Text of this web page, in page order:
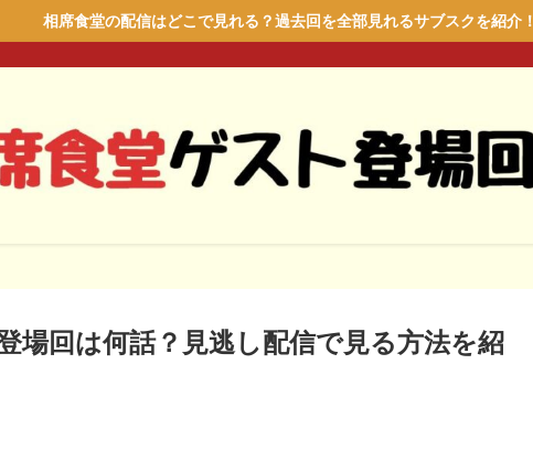
相席食堂の配信はどこで見れる？過去回を全部見れるサブスクを紹介！
場回は何話？見逃し配信で見る方法を紹